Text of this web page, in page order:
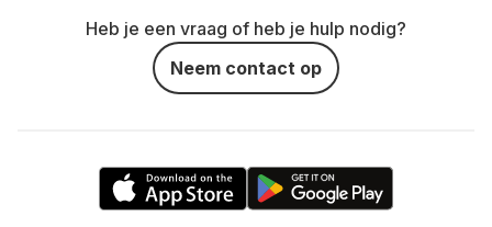
Heb je een vraag of heb je hulp nodig?
Neem contact op